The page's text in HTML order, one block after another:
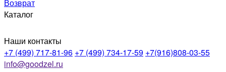
Возврат
Каталог
Наши контакты
+7 (499) 717-81-96 +7 (499) 734-17-59 +7(916)808-03-55
info@goodzel.ru